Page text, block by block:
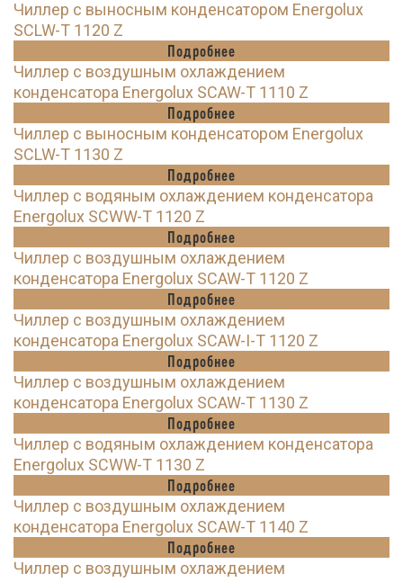
Чиллер с выносным конденсатором Energolux
SCLW-T 1120 Z
Подробнее
Чиллер с воздушным охлаждением
конденсатора Energolux SCAW-T 1110 Z
Подробнее
Чиллер с выносным конденсатором Energolux
SCLW-T 1130 Z
Подробнее
Чиллер с водяным охлаждением конденсатора
Energolux SCWW-T 1120 Z
Подробнее
Чиллер с воздушным охлаждением
конденсатора Energolux SCAW-T 1120 Z
Подробнее
Чиллер с воздушным охлаждением
конденсатора Energolux SCAW-I-T 1120 Z
Подробнее
Чиллер с воздушным охлаждением
конденсатора Energolux SCAW-T 1130 Z
Подробнее
Чиллер с водяным охлаждением конденсатора
Energolux SCWW-T 1130 Z
Подробнее
Чиллер с воздушным охлаждением
конденсатора Energolux SCAW-T 1140 Z
Подробнее
Чиллер с воздушным охлаждением